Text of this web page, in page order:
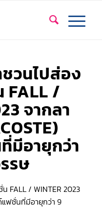
ชวนไปส่อง
FALL /
จากลา
มีอายุกว่า
รษ
FALL / WINTER 2023
แฟชั่นที่มีอายุกว่า 9